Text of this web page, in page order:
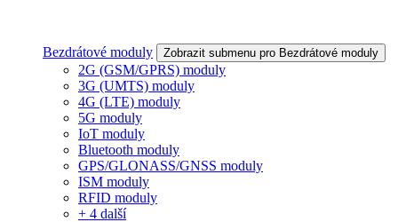
Bezdrátové moduly Zobrazit submenu pro Bezdrátové moduly
2G (GSM/GPRS) moduly
3G (UMTS) moduly
4G (LTE) moduly
5G moduly
IoT moduly
Bluetooth moduly
GPS/GLONASS/GNSS moduly
ISM moduly
RFID moduly
+ 4 další